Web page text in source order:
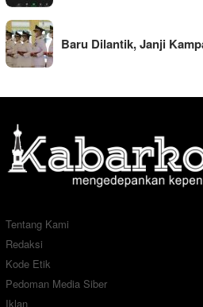
Baru Dilantik, Janji
Tentang Kami
Redaksi
Kode Etik
Pedoman Media Siber
Iklan